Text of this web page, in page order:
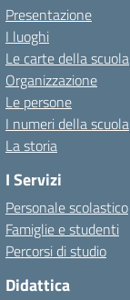
Presentazione
I luoghi
Le carte della scuola
Organizzazione
Le persone
I numeri della scuola
La storia
I Servizi
Personale scolastico
Famiglie e studenti
Percorsi di studio
Didattica